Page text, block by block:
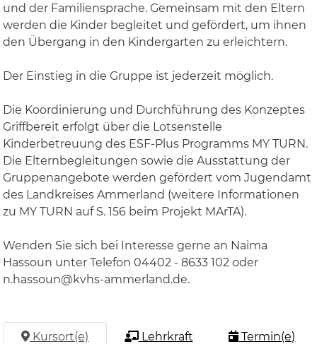
und der Familiensprache. Gemeinsam mit den Eltern
werden die Kinder begleitet und gefördert, um ihnen
den Übergang in den Kindergarten zu erleichtern.
Der Einstieg in die Gruppe ist jederzeit möglich.
Die Koordinierung und Durchführung des Konzeptes
Griffbereit erfolgt über die Lotsenstelle
Kinderbetreuung des ESF-Plus Programms MY TURN.
Die Elternbegleitungen sowie die Ausstattung der
Gruppenangebote werden gefördert vom Jugendamt
des Landkreises Ammerland (weitere Informationen
zu MY TURN auf S. 156 beim Projekt MArTA).
Wenden Sie sich bei Interesse gerne an Naima
Hassoun unter Telefon 04402 - 8633 102 oder
n.hassoun@kvhs-ammerland.de.
Kursort(e) Lehrkraft Termin(e)